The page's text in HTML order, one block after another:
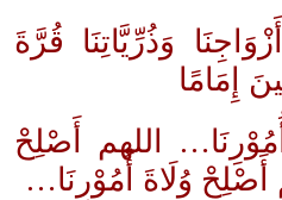
وَذُرِّيَّاتِنَا قُرَّةَ
إِمَامًا
اللهم أَصْلِحْ
أَصْلِحْ وُلَاةَ أُمُوْرِنَا…